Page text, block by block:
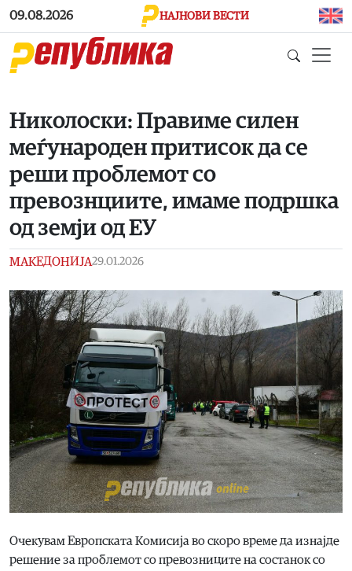
Skip to main content
09.08.2026 НАЈНОВИ ВЕСТИ
Николоски: Правиме силен
меѓународен притисок да се
реши проблемот со
превознциите, имаме подршка
од земји од ЕУ
МАКЕДОНИЈА29.01.2026
Очекувам Европската Комисија во скоро време да изнајде
решение за проблемот со превозниците на состанок со